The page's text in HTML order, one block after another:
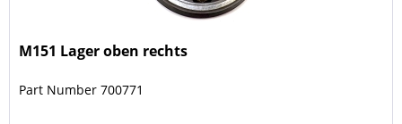
M151 Lager oben rechts
Part Number 700771